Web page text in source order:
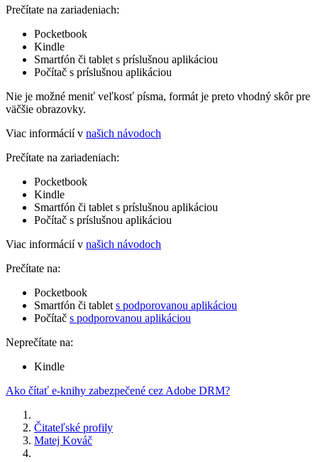
Prečítate na zariadeniach:
Pocketbook
Kindle
Smartfón či tablet s príslušnou aplikáciou
Počítač s príslušnou aplikáciou
Nie je možné meniť veľkosť písma, formát je preto vhodný skôr pre
väčšie obrazovky.
Viac informácií v našich návodoch
Prečítate na zariadeniach:
Pocketbook
Kindle
Smartfón či tablet s príslušnou aplikáciou
Počítač s príslušnou aplikáciou
Viac informácií v našich návodoch
Prečítate na:
Pocketbook
Smartfón či tablet s podporovanou aplikáciou
Počítač s podporovanou aplikáciou
Neprečítate na:
Kindle
Ako čítať e-knihy zabezpečené cez Adobe DRM?
Čitateľské profily
Matej Kováč